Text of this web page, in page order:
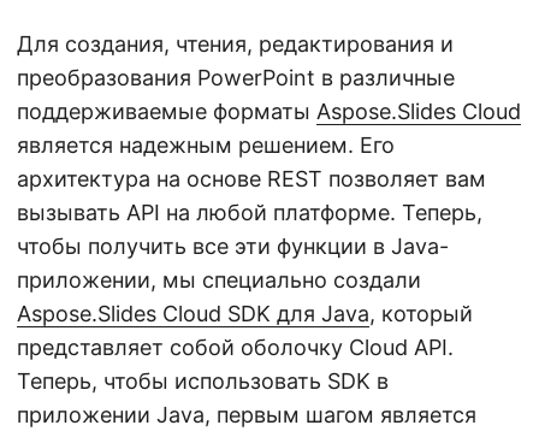
Для создания, чтения, редактирования и
преобразования PowerPoint в различные
поддерживаемые форматы Aspose.Slides Cloud
является надежным решением. Его
архитектура на основе REST позволяет вам
вызывать API на любой платформе. Теперь,
чтобы получить все эти функции в Java-
приложении, мы специально создали
Aspose.Slides Cloud SDK для Java, который
представляет собой оболочку Cloud API.
Теперь, чтобы использовать SDK в
приложении Java, первым шагом является